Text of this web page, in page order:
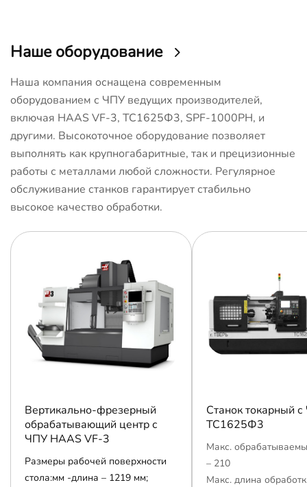
Наше оборудование
Наша компания оснащена современным
оборудованием с ЧПУ ведущих производителей,
включая HAAS VF-3, ТС1625Ф3, SPF-1000PH, и
другими. Высокоточное оборудование позволяет
выполнять как крупногабаритные, так и прецизионные
работы с металлами любой сложности. Регулярное
обслуживание станков гарантирует стабильно
высокое качество обработки.
Вертикально-фрезерный
обрабатывающий центр с
ЧПУ HAAS VF-3
Размеры рабочей поверхности
стола:мм -длина – 1219 мм;
Станок токарный
ТС1625Ф3
Макс.
– 210
Макс. длина